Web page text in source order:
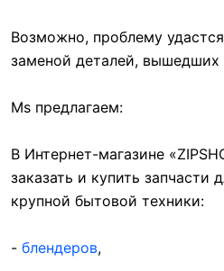
Возможно, проблему
заменой деталей, вышедших
Мs предлагаем:
В Интернет-магазине
заказать и купить запчасти
крупной бытовой техники:
- блендеров,